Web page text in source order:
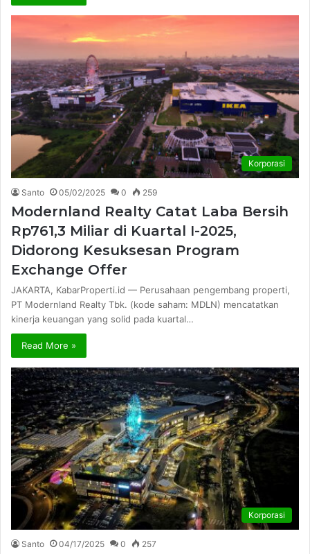
Korporasi
Santo 05/02/2025 0 259
Modernland Realty Catat Laba Bersih
Rp761,3 Miliar di Kuartal I-2025,
Didorong Kesuksesan Program
Exchange Offer
JAKARTA, KabarProperti.id — Perusahaan pengembang properti,
PT Modernland Realty Tbk. (kode saham: MDLN) mencatatkan
kinerja keuangan yang solid pada kuartal…
Read More »
Korporasi
Santo 04/17/2025 0 257